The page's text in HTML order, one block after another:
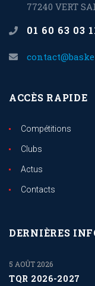
77240 VERT
01 60 63 03
ACCÈS RAPIDE
Compétitions
Clubs
Actus
Contacts
DERNIÈRES
TQR 2026-2027
5 AOÛT 2026